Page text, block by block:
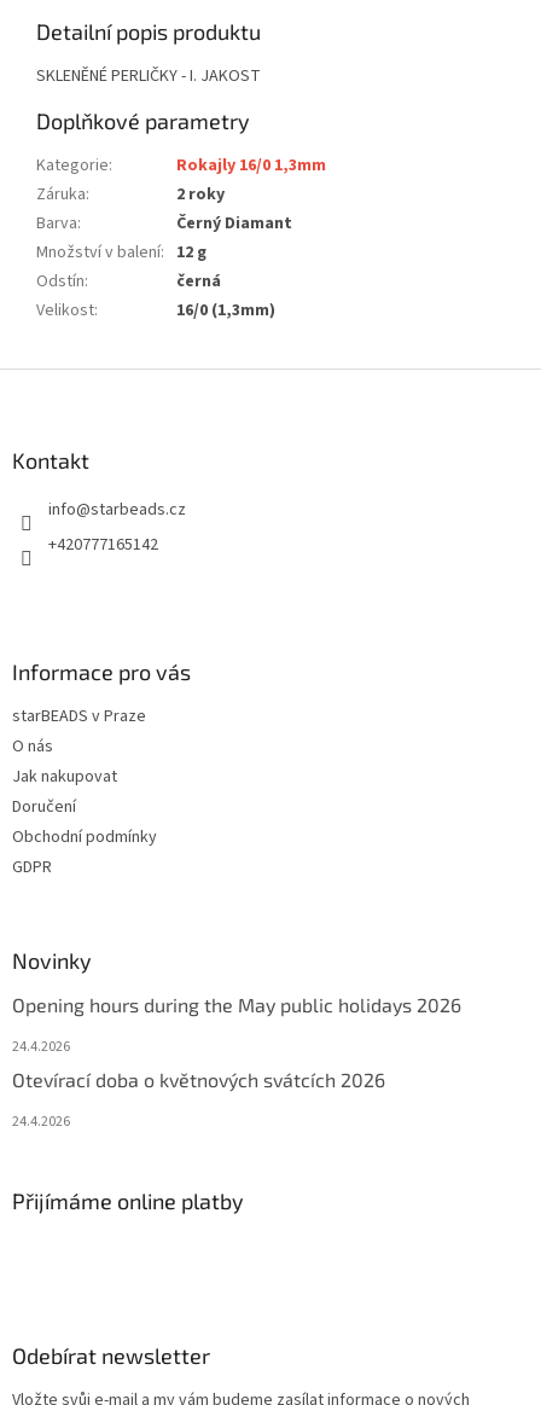
Detailní popis produktu
SKLENĚNÉ PERLIČKY - I. JAKOST
Doplňkové parametry
Kategorie:
Rokajly 16/0 1,3mm
Záruka:
2 roky
Barva:
Černý Diamant
Množství v balení: 12 g
Odstín:
černá
Velikost: 16/0 (1,3mm)
Kontakt
info@starbeads.cz
+420777165142
Informace pro vás
starBEADS v Praze
O nás
Jak nakupovat
Doručení
Obchodní podmínky
GDPR
Novinky
Opening hours during the May public holidays 2026
24.4.2026
Otevírací doba o květnových svátcích 2026
24.4.2026
Přijímáme online platby
Odebírat newsletter